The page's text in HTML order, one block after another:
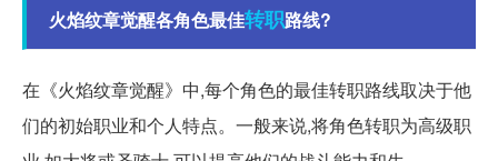
火焰纹章觉醒各角色最佳转职路线?
在《火焰纹章觉醒》中,每个角色的最佳转职路线取决于他
们的初始职业和个人特点。一般来说,将角色转职为高级职